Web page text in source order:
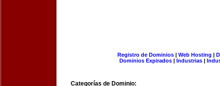
Registro de Dominios| Web Hosting |
Dominios Expirados | Industrias |
Categorías de Dominio: